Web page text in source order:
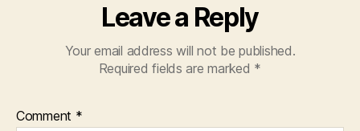
Leave a Reply
Your email address will not be published.
Required fields are marked *
Comment *